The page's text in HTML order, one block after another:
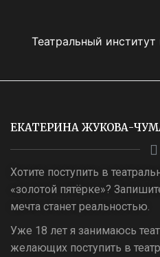
Театральный
ЕКАТЕРИНА ЖУКОВА-
Хотите поступить в
«золотой пятёрке»?
мечта станет реальностью.
Уже 18 лет я занимаюсь
желающих поступить в